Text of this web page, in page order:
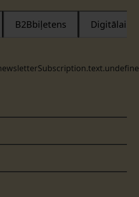
B2Bbiļetens Digitālais